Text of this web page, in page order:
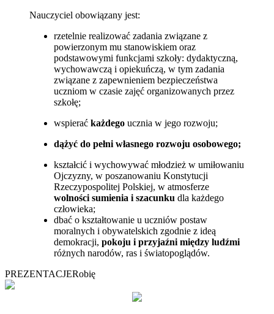
Nauczyciel obowiązany jest:
rzetelnie realizować zadania związane z
powierzonym mu stanowiskiem oraz
podstawowymi funkcjami szkoły: dydaktyczną,
wychowawczą i opiekuńczą, w tym zadania
związane z zapewnieniem bezpieczeństwa
uczniom w czasie zajęć organizowanych przez
szkołę;
wspierać każdego ucznia w jego rozwoju;
dążyć do pełni własnego rozwoju osobowego;
kształcić i wychowywać młodzież w umiłowaniu
Ojczyzny, w poszanowaniu Konstytucji
Rzeczypospolitej Polskiej, w atmosferze
wolności sumienia i szacunku dla każdego
człowieka;
dbać o kształtowanie u uczniów postaw
moralnych i obywatelskich zgodnie z ideą
demokracji, pokoju i przyjaźni między ludźmi
różnych narodów, ras i światopoglądów.
PREZENTACJERobię